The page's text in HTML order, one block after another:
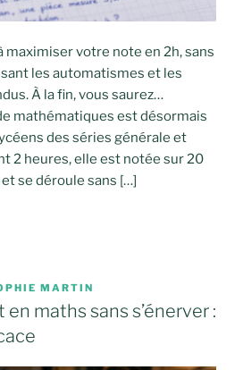
maximiser votre note en 2h, sans
les automatismes et les
À la fin, vous saurez…
mathématiques est désormais
des séries générale et
2 heures, elle est notée sur 20
se déroule sans […]
MARTIN
maths sans s’énerver :